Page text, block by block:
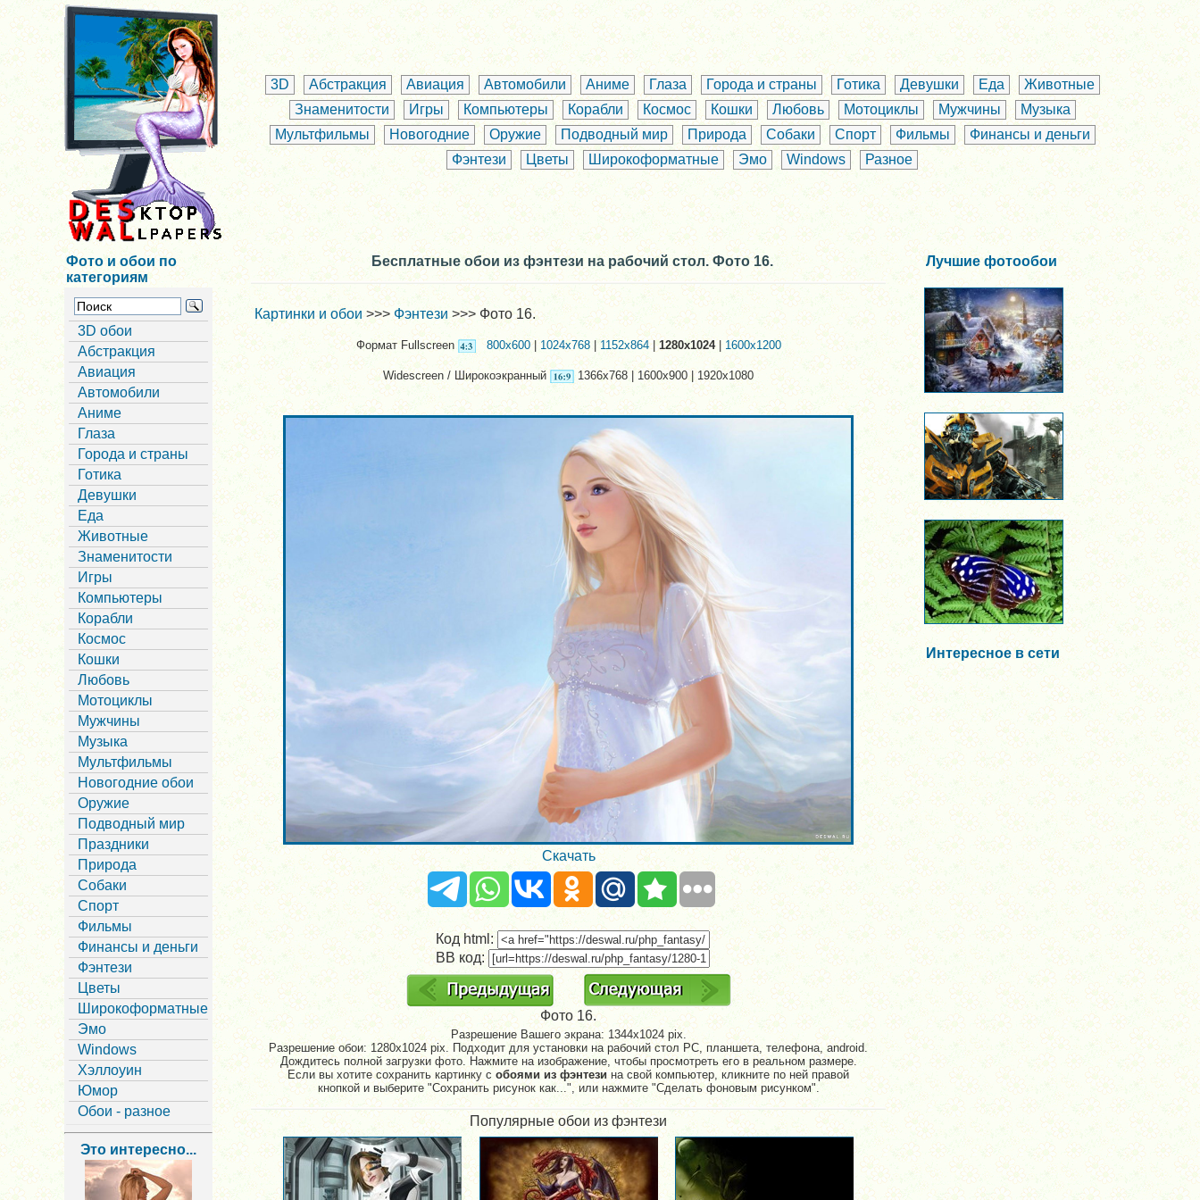
3D Абстракция Авиация Автомобили Аниме Глаза Города и страны Готика Девушки Еда
Животные
Знаменитости
Игры Компьютеры Корабли Космос Кошки Любовь Мотоциклы Мужчины
Музыка
Мультфильмы
Новогодние Оружие Подводный мир Природа Собаки Спорт Фильмы
Финансы и деньги
Фэнтези
Цветы Широкоформатные Эмо Windows Разное
Фото и обои по
категориям
3D обои
Абстракция
Авиация
Автомобили
Аниме
Глаза
Города и страны
Готика
Девушки
Еда
Животные
Знаменитости
Игры
Компьютеры
Корабли
Космос
Кошки
Любовь
Мотоциклы
Мужчины
Музыка
Мультфильмы
Новогодние обои
Оружие
Подводный мир
Праздники
Природа
Собаки
Спорт
Фильмы
Финансы и деньги
Фэнтези
Цветы
Широкоформатные
Эмо
Windows
Хэллоуин
Юмор
Обои - разное
Это интересно...
Бесплатные обои из фэнтези на рабочий стол. Фото 16.
Картинки и обои>>>Фэнтези >>> Фото 16.
Формат Fullscreen 800x600|1024x768| 1152x864|1280x1024| 1600x1200
Widescreen / Широкоэкранный 1366x768 | 1600x900 | 1920x1080
Скачать
Код html:
BB код:
Фото 16.
Разрешение Вашего экрана: 1344x1024 pix.
Разрешение обои: 1280x1024 pix. Подходит для установки на рабочий стол PC, планшета, телефона, android.
Дождитесь полной загрузки фото. Нажмите на изображение, чтобы просмотреть его в реальном размере.
Если вы хотите сохранить картинку с обоями из фэнтезина свой компьютер, кликните по ней правой
кнопкой и выберите "Сохранить рисунок как...", или нажмите "Сделать фоновым рисунком".
Популярные обои из фэнтези
Лучшие фотообои
Интересное в сети